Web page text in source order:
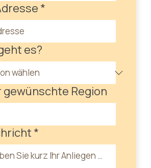
*
es?
gewünschte Region
*